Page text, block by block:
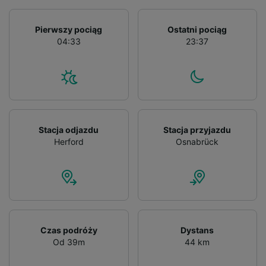
Pierwszy pociąg
04:33
Ostatni pociąg
23:37
Stacja odjazdu
Herford
Stacja przyjazdu
Osnabrück
Czas podróży
Od 39m
Dystans
44 km